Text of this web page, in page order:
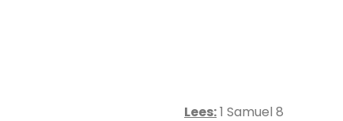
Lees:1 Samuel 8